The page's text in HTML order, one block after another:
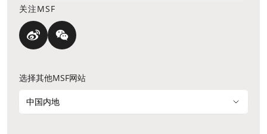
关注MSF
选择其他MSF网站
中国内地